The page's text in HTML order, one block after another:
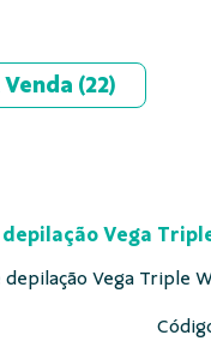
Venda (22)
Vega
depilação Vega Triple